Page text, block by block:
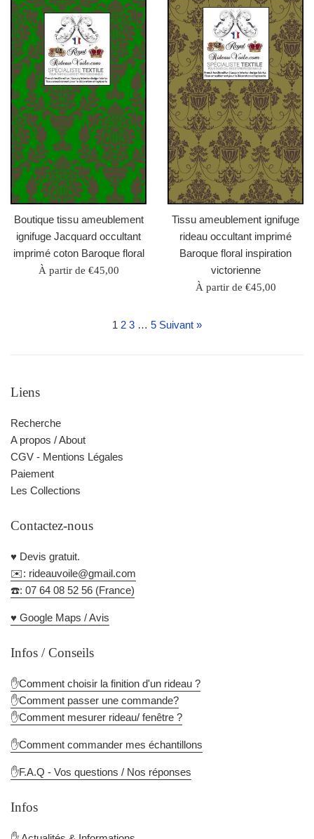
Boutique tissu ameublement
ignifuge Jacquard occultant
imprimé coton Baroque floral
À partir de €45,00
Tissu ameublement ignifuge
rideau occultant imprimé
Baroque floral inspiration
victorienne
À partir de €45,00
1 2 3 … 5 Suivant »
Liens
Recherche
A propos / About
CGV - Mentions Légales
Paiement
Les Collections
Contactez-nous
♥️ Devis gratuit.
✉️: rideauvoile@gmail.com
☎️: 07 64 08 52 56 (France)
♥️ Google Maps / Avis
Infos / Conseils
✋Comment choisir la finition d'un rideau ?
✋Comment passer une commande?
✋Comment mesurer rideau/ fenêtre ?
✋Comment commander mes échantillons
✋F.A.Q - Vos questions / Nos réponses
Infos